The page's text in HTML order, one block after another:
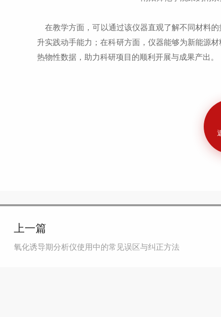
在教学方面，可以通过该仪器直观了解不同材料
升实践动手能力；在科研方面，仪器能够为新能源
热物性数据，助力科研项目的顺利开展与成果产出。
上一篇
氧化诱导期分析仪使用中的常见误区与纠正方法